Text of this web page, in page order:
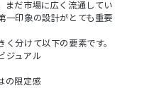
まだ市場に広く流通してい
一印象の設計がとても重要
分けて以下の要素です。
ジュアル
の限定感